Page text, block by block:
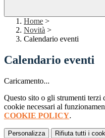
Home >
Novità >
Calendario eventi
Calendario eventi
Caricamento...
Questo sito o gli strumenti terzi
cookie necessari al
COOKIE POLICY.
Personalizza Rifiuta tutti i